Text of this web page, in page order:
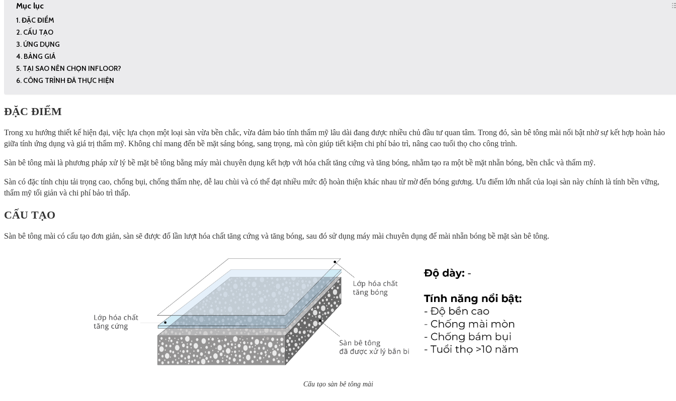
Mục lục
ĐẶC ĐIỂM
CẤU TẠO
ỨNG DỤNG
BẢNG GIÁ
TẠI SAO NÊN CHỌN INFLOOR?
CÔNG TRÌNH ĐÃ THỰC HIỆN
ĐẶC ĐIỂM
Trong xu hướng thiết kế hiện đại, việc lựa chọn một loại sàn vừa bền chắc, vừa đảm bảo tính thẩm mỹ lâu dài đang được nhiều chủ đầu tư quan tâm. Trong đó, sàn bê tông mài nổi bật nhờ sự kết hợp hoàn hảo
giữa tính ứng dụng và giá trị thẩm mỹ. Không chỉ mang đến bề mặt sáng bóng, sang trọng, mà còn giúp tiết kiệm chi phí bảo trì, nâng cao tuổi thọ cho công trình.
Sàn bê tông mài là phương pháp xử lý bề mặt bê tông bằng máy mài chuyên dụng kết hợp với hóa chất tăng cứng và tăng bóng, nhằm tạo ra một bề mặt nhẵn bóng, bền chắc và thẩm mỹ.
Sàn có đặc tính chịu tải trọng cao, chống bụi, chống thấm nhẹ, dễ lau chùi và có thể đạt nhiều mức độ hoàn thiện khác nhau từ mờ đến bóng gương. Ưu điểm lớn nhất của loại sàn này chính là tính bền vững,
thẩm mỹ tối giản và chi phí bảo trì thấp.
CẤU TẠO
Sàn bê tông mài có cấu tạo đơn giản, sàn sẽ được đổ lần lượt hóa chất tăng cứng và tăng bóng, sau đó sử dụng máy mài chuyên dụng để mài nhẵn bóng bề mặt sàn bê tông.
Cấu tạo sàn bê tông mài